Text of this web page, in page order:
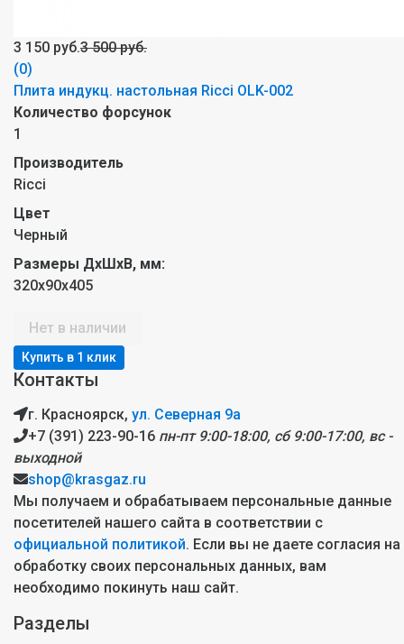
3 150 руб.3 500 руб.
(0)
Плита индукц. настольная Ricci OLK-002
Количество форсунок
1
Производитель
Ricci
Цвет
Черный
Размеры ДxШxВ, мм:
320x90х405
Нет в наличии
Контакты
г. Красноярск, ул. Северная 9а
+7 (391) 223-90-16 пн-пт 9:00-18:00, сб 9:00-17:00, вс -
выходной
shop@krasgaz.ru
Мы получаем и обрабатываем персональные данные
посетителей нашего сайта в соответствии с
официальной политикой. Если вы не даете согласия на
обработку своих персональных данных, вам
необходимо покинуть наш сайт.
Разделы